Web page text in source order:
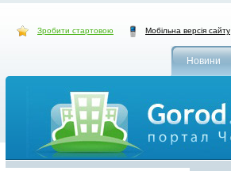
Зробити стартовою Мобільна версія сайту
Новини